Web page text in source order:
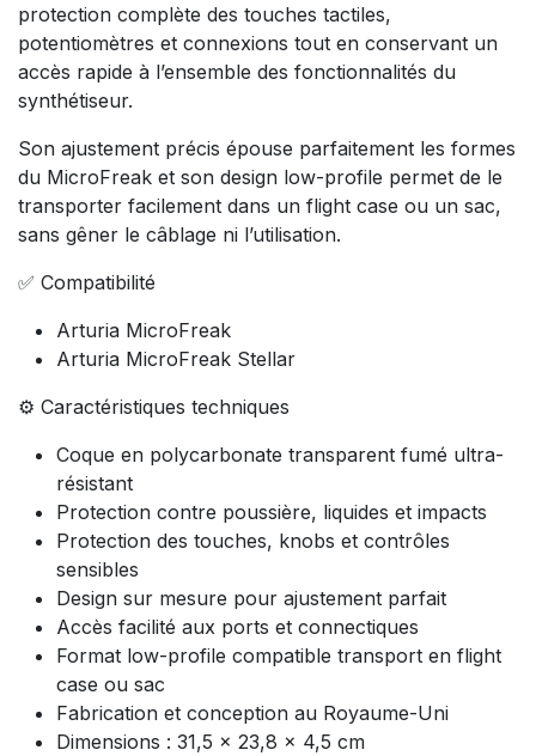
protection complète des touches tactiles,
potentiomètres et connexions tout en conservant un
accès rapide à l’ensemble des fonctionnalités du
synthétiseur.
Son ajustement précis épouse parfaitement les formes
du MicroFreak et son design low-profile permet de le
transporter facilement dans un flight case ou un sac,
sans gêner le câblage ni l’utilisation.
✅ Compatibilité
Arturia MicroFreak
Arturia MicroFreak Stellar
⚙️ Caractéristiques techniques
Coque en polycarbonate transparent fumé ultra-
résistant
Protection contre poussière, liquides et impacts
Protection des touches, knobs et contrôles
sensibles
Design sur mesure pour ajustement parfait
Accès facilité aux ports et connectiques
Format low-profile compatible transport en flight
case ou sac
Fabrication et conception au Royaume-Uni
Dimensions : 31,5 x 23,8 x 4,5 cm